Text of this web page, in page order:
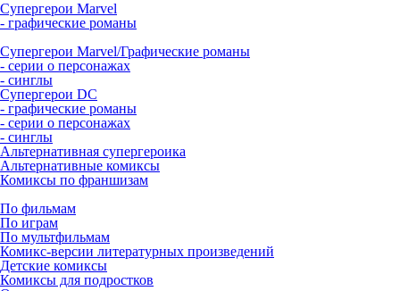
Супергерои Marvel
- графические романы
Супергерои Marvel/Графические романы
- серии о персонажах
- синглы
Супергерои DC
- графические романы
- серии о персонажах
- синглы
Альтернативная супергероика
Альтернативные комиксы
Комиксы по франшизам
По фильмам
По играм
По мультфильмам
Комикс-версии литературных произведений
Детские комиксы
Комиксы для подростков